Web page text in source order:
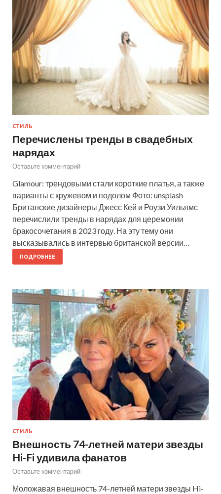
СТИЛЬ
Перечислены тренды в свадебных
нарядах
Оставьте комментарий
Glamour: трендовыми стали короткие платья, а также
варианты с кружевом и подолом Фото: unsplash
Британские дизайнеры Джесс Кей и Роузи Уильямс
перечислили тренды в нарядах для церемонии
бракосочетания в 2023 году. На эту тему они
высказывались в интервью британской версии…
ПОДРОБНЕЕ
СТИЛЬ
Внешность 74-летней матери звезды
Hi-Fi удивила фанатов
Оставьте комментарий
Моложавая внешность 74-летней матери звезды Hi-